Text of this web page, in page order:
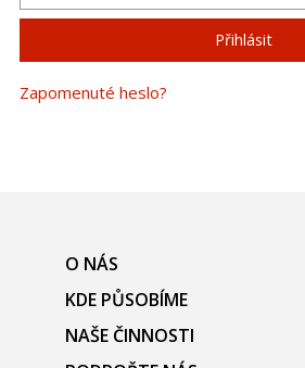
Zapomenuté heslo?
O NÁS
KDE PŮSOBÍME
NAŠE ČINNOSTI